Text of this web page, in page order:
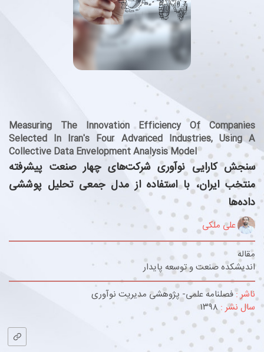
Measuring The Innovation Efficiency Of Companies
Selected In Iran's Four Advanced Industries, Using A
Collective Data Envelopment Analysis Model
سنجش کارایی نوآوری شرکت‌های چهار صنعت پیشرفته
منتخب ایران، با استفاده از مدل جمعی تحلیل پوششی
داده‌ها
علی ملکی
مقاله
اندیشکده صنعت و توسعه پایدار
ناشر :فصلنامه علمی- پژوهشی مدیریت نوآوری
سال نشر :۱۳۹۸